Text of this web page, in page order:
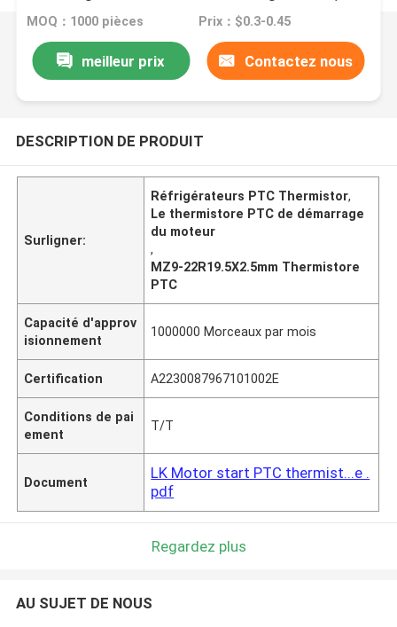
climatiseurs et les pompes à chaleur, etc.
MOQ：1000 pièces Prix：$0.3-0.45
meilleur prix Contactez nous
DESCRIPTION DE PRODUIT
Surligner:
Réfrigérateurs PTC Thermistor,
Le thermistore PTC de démarrage
du moteur
,
MZ9-22R19.5X2.5mm Thermistore
PTC
Capacité d'approv
isionnement
1000000 Morceaux par mois
Certification A2230087967101002E
Conditions de pai
ement
T/T
Document
LK Motor start PTC thermist...e .
pdf
Regardez plus
AU SUJET DE NOUS